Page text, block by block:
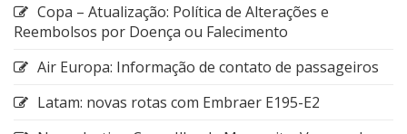
Copa – Atualização: Política de Alterações e
Reembolsos por Doença ou Falecimento
Air Europa: Informação de contato de passageiros
Latam: novas rotas com Embraer E195-E2